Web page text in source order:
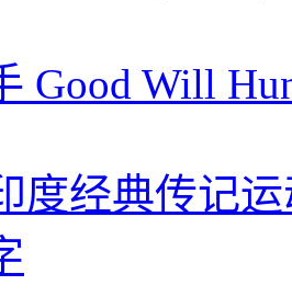
Good Will
度经典传记